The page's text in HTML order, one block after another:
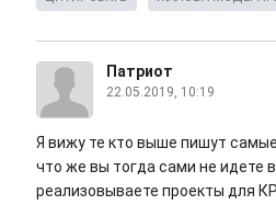
Патриот
22.05.2019, 10:19
Я вижу те кто выше пишут
что же вы тогда сами не идете
реализовываете проекты для